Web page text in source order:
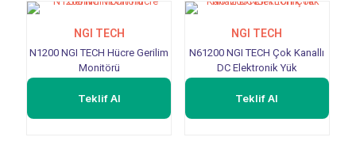
NGI TECH
N1200 NGI TECH Hücre Gerilim
Monitörü
Teklif Al
NGI TECH
N61200 NGI TECH Çok Kanallı
DC Elektronik Yük
Teklif Al